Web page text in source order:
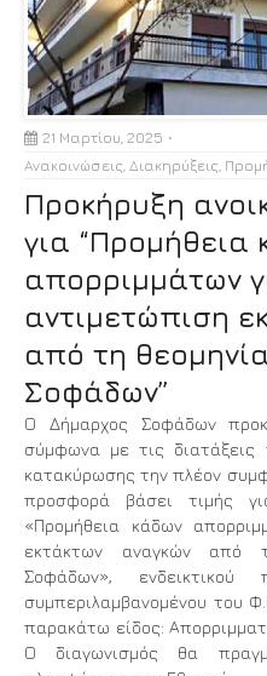
21 Μαρτίου, 2025
Ανακοινώσεις Διακηρύξεις
Προκήρυξη
για “Προμήθεια
απορριμμάτων
αντιμετώπιση
από τη
Σοφάδων”
Ο Δήμαρχος Σοφάδων
σύμφωνα με τις διατάξεις
κατακύρωσης την πλέον
προσφορά βάσει τιμής
«Προμήθεια κάδων
εκτάκτων αναγκών από
Σοφάδων», ενδεικτικού
συμπεριλαμβανομένου του
παρακάτω είδος:
Ο διαγωνισμός θα